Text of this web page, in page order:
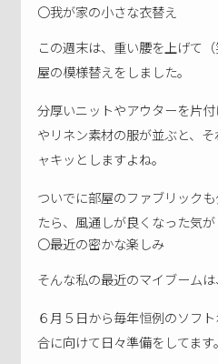
〇我が家の小さな衣替え
この週末は、重い腰を上げて
屋の模様替えをしました。
分厚いニットやアウターを片
やリネン素材の服が並ぶと、
ャキッとしますよね。
ついでに部屋のファブリック
たら、風通しが良くなった気が
〇最近の密かな楽しみ
そんな私の最近のマイブームは
６月５日から毎年恒例のソフ
合に向けて日々準備をしてます